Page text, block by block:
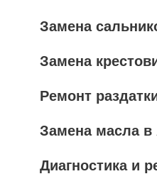
Замена
Замена
Ремонт
Замена масла
Диагностика и